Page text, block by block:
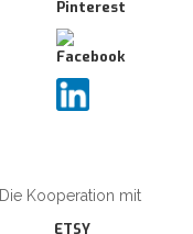
Die Kooperation mit
ETSY